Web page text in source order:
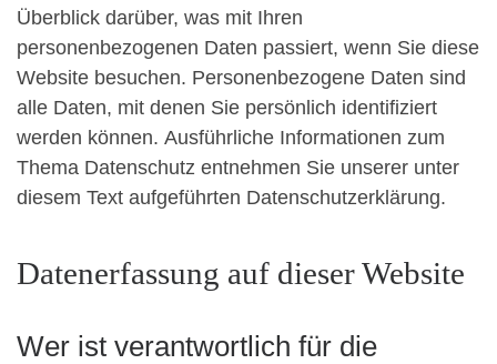
Überblick darüber, was mit Ihren
personenbezogenen Daten passiert, wenn Sie diese
Website besuchen. Personenbezogene Daten sind
alle Daten, mit denen Sie persönlich identifiziert
werden können. Ausführliche Informationen zum
Thema Datenschutz entnehmen Sie unserer unter
diesem Text aufgeführten Datenschutzerklärung.
Datenerfassung auf dieser Website
Wer ist verantwortlich für die